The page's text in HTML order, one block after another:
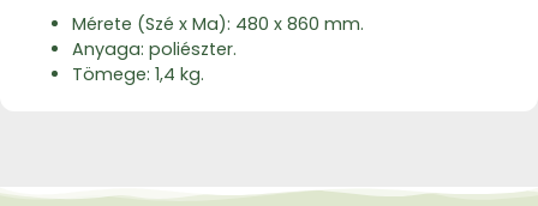
Mérete (Szé x Ma): 480 x 860 mm.
Anyaga: poliészter.
Tömege: 1,4 kg.